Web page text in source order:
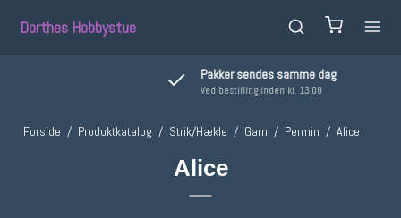
Dorthes Hobbystue
Pakker sendes samme dag
Ved bestilling inden kl. 13,00
Forside / Produktkatalog / Strik/Hækle / Garn / Permin / Alice
Alice